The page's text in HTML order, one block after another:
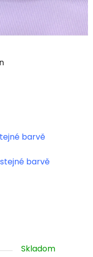
barvě
barvě
Skladom